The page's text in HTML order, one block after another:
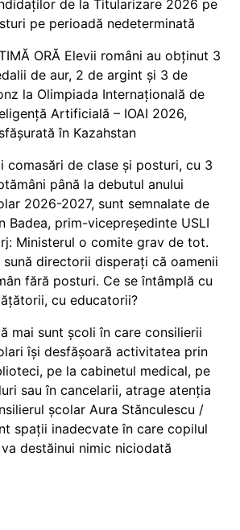
de la Titularizare 2026 pe
pe perioadă nedeterminată
ORĂ Elevii români au obținut 3
de aur, 2 de argint și 3 de
la Olimpiada Internațională de
Artificială – IOAI 2026,
în Kazahstan
comasări de clase și posturi, cu 3
până la debutul anului
2026-2027, sunt semnalate de
Badea, prim-vicepreședinte USLI
Ministerul o comite grav de tot.
sună directorii disperați că oamenii
fără posturi. Ce se întâmplă cu
cu educatorii?
mai sunt școli în care consilierii
își desfășoară activitatea prin
pe la cabinetul medical, pe
sau în cancelarii, atrage atenția
școlar Aura Stănculescu /
spații inadecvate în care copilul
va destăinui nimic niciodată